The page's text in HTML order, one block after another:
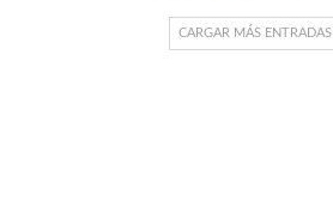
CARGAR MÁS ENTRADAS